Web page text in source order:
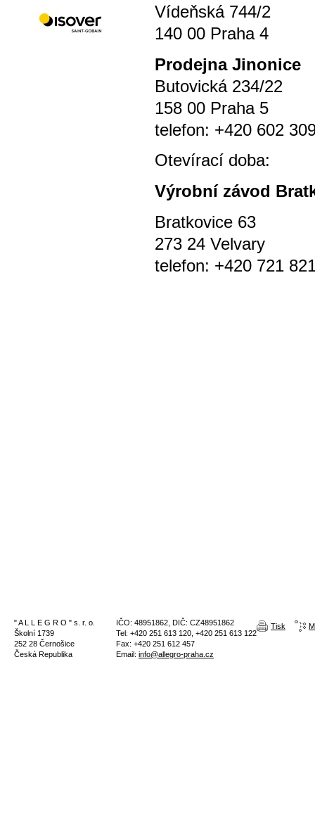
Vídeňská 744/2
140 00 Praha 4
Prodejna Jinonice
Butovická 234/22
158 00 Praha 5
telefon: +420 602
Otevírací
Výrobní závod
Bratkovice 63
273 24 Velvary
telefon: +420 721
" A L L E G R O " s. r. o.
Školní 1739
252 28 Černošice
Česká Republika
IČO: 48951862, DIČ: CZ48951862
Tel: +420 251 613 120, +420 251 613 122
Fax: +420 251 612 457
Email: info@allegro-praha.cz
Tisk